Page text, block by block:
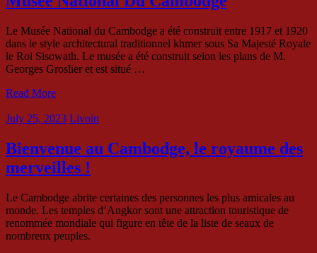
Le Musée National du Cambodge a été construit entre 1917 et 1920
dans le style architectural traditionnel khmer sous Sa Majesté Royale
le Roi Sisowath. Le musée a été construit selon les plans de M.
Georges Groslier et est situé …
Read More
July 25, 2023 Livoin
Bienvenue au Cambodge, le royaume des
merveilles !
Le Cambodge abrite certaines des personnes les plus amicales au
monde. Les temples d’Angkor sont une attraction touristique de
renommée mondiale qui figure en tête de la liste de seaux de
nombreux peuples.